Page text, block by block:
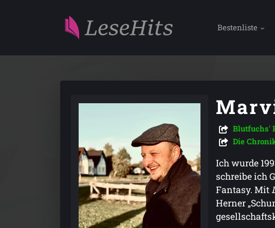
Bestenliste
Blutfuchs'
Die
Ich wurde
schreibe ich
Fantasy. Mit
Herner